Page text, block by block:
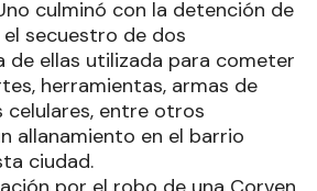
culminó con la detención de
secuestro de dos
de ellas utilizada para cometer
herramientas, armas de
entre otros
allanamiento en el barrio
ciudad.